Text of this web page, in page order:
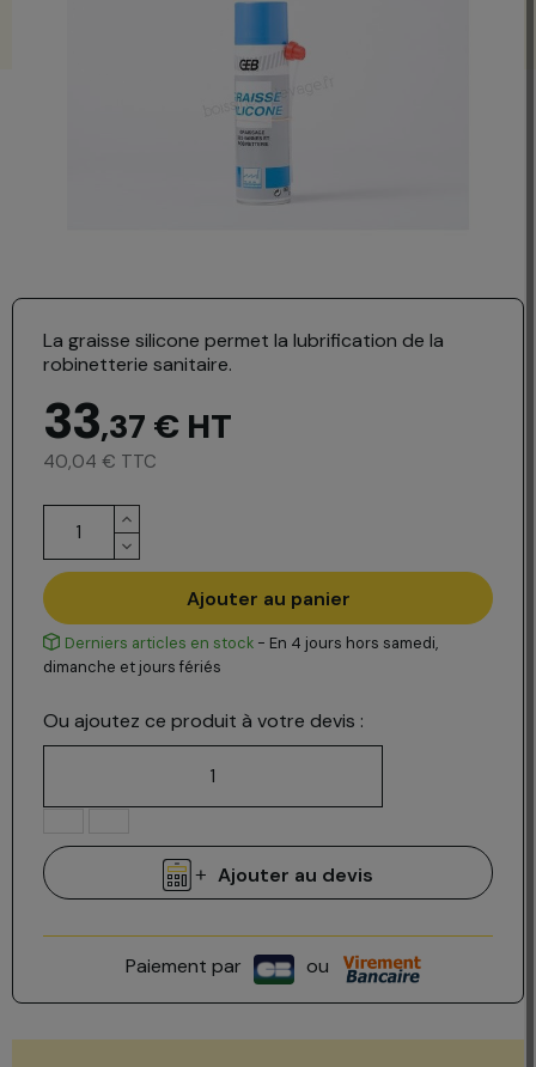
La graisse silicone permet la lubrification de la
robinetterie sanitaire.
33,37 € HT
40,04 € TTC
Ajouter au panier
Derniers articles en stock - En 4 jours hors samedi,
dimanche et jours fériés
Ou ajoutez ce produit à votre devis :
Ajouter au devis
Paiement par ou